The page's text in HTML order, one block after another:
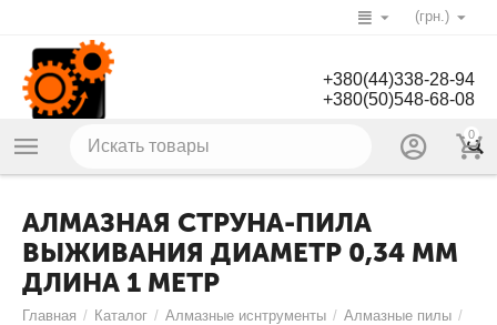
(грн.)
+380(44)338-28-94
+380(50)548-68-08
0
АЛМАЗНАЯ СТРУНА-ПИЛА
ВЫЖИВАНИЯ ДИАМЕТР 0,34 ММ
ДЛИНА 1 МЕТР
Главная / Каталог / Алмазные иснтрументы / Алмазные пилы /